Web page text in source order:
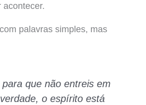
acontecer.
palavras simples, mas
para que não entreis em
o espírito está